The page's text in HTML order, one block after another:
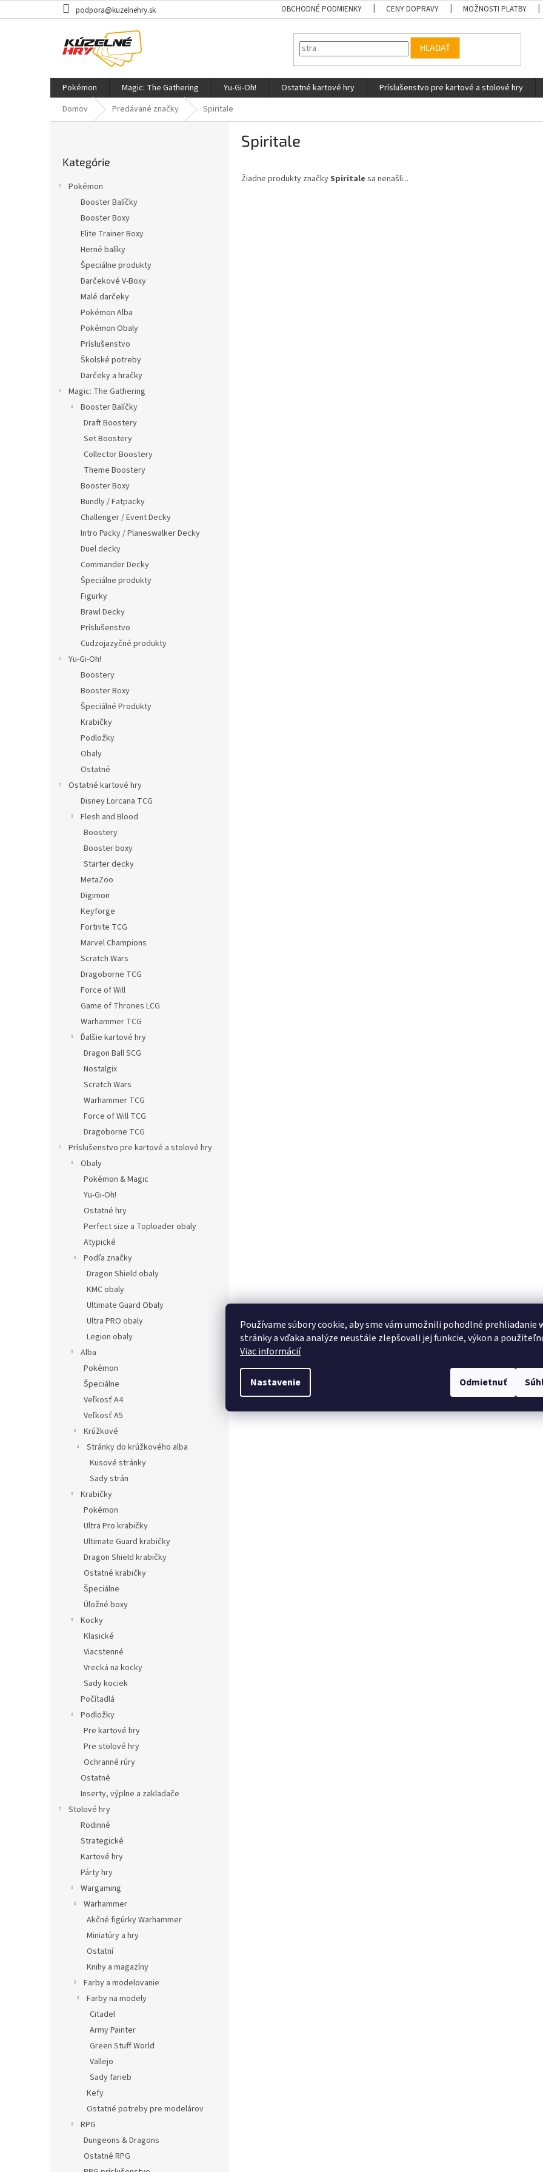
Používame súbory cookie, aby sme vám umožnili pohodlné prehliadanie
stránky a vďaka analýze neustále zlepšovali jej funkcie, výkon a
Viac informácií
Nastavenie Odmietnuť
na
podpora@kuzelnehry.sk OBCHODNÉ PODMIENKY CENY DOPRAVY MOŽNOSTI PLATBY
HĽADAŤ
Pokémon Magic: The Gathering Yu-Gi-Oh! Ostatné kartové hry Príslušenstvo pre kartové a stolové hry
Domov
Predávané značky Spiritale
kategórie
Kategórie
Pokémon
Booster Balíčky
Booster Boxy
Elite Trainer Boxy
Herné balíky
Špeciálne produkty
Darčekové V-Boxy
Malé darčeky
Pokémon Alba
Pokémon Obaly
Príslušenstvo
Školské potreby
Darčeky a hračky
Magic: The Gathering
Booster Balíčky
Draft Boostery
Set Boostery
Collector Boostery
Theme Boostery
Booster Boxy
Bundly / Fatpacky
Challenger / Event Decky
Intro Packy / Planeswalker Decky
Duel decky
Commander Decky
Špeciálne produkty
Figurky
Brawl Decky
Príslušenstvo
Cudzojazyčné produkty
Yu-Gi-Oh!
Boostery
Booster Boxy
Špeciálné Produkty
Krabičky
Podložky
Obaly
Ostatné
Ostatné kartové hry
Disney Lorcana TCG
Flesh and Blood
Boostery
Booster boxy
Starter decky
MetaZoo
Digimon
Keyforge
Fortnite TCG
Marvel Champions
Scratch Wars
Dragoborne TCG
Force of Will
Game of Thrones LCG
Warhammer TCG
Ďalšie kartové hry
Dragon Ball SCG
Nostalgix
Scratch Wars
Warhammer TCG
Force of Will TCG
Dragoborne TCG
Príslušenstvo pre kartové a stolové hry
Obaly
Pokémon & Magic
Yu-Gi-Oh!
Ostatné hry
Perfect size a Toploader obaly
Atypické
Podľa značky
Dragon Shield obaly
KMC obaly
Ultimate Guard Obaly
Ultra PRO obaly
Legion obaly
Alba
Pokémon
Špeciálne
Veľkosť A4
Veľkosť A5
Krúžkové
Stránky do krúžkového alba
Kusové stránky
Sady strán
Krabičky
Pokémon
Ultra Pro krabičky
Ultimate Guard krabičky
Dragon Shield krabičky
Ostatné krabičky
Špeciálne
Úložné boxy
Kocky
Klasické
Viacstenné
Vrecká na kocky
Sady kociek
Počítadlá
Podložky
Pre kartové hry
Pre stolové hry
Ochranné rúry
Ostatné
Inserty, výplne a zakladače
Stolové hry
Rodinné
Strategické
Kartové hry
Párty hry
Wargaming
Warhammer
Akčné figúrky Warhammer
Miniatúry a hry
Ostatní
Knihy a magazíny
Farby a modelovanie
Farby na modely
Citadel
Army Painter
Green Stuff World
Vallejo
Sady farieb
Kefy
Ostatné potreby pre modelárov
RPG
Dungeons & Dragons
Ostatné RPG
Spiritale
Žiadne produkty značkySpiritale sa nenašli...